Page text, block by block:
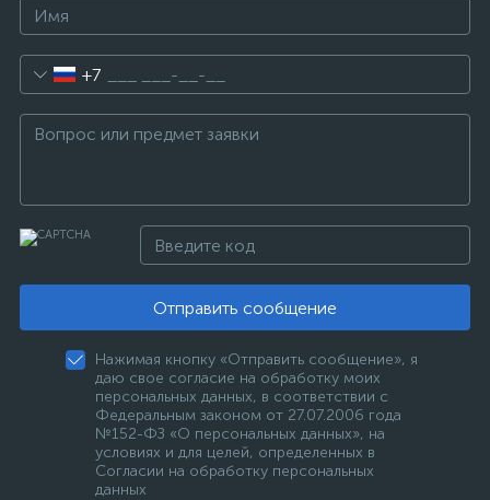
+7
Отправить сообщение
Нажимая кнопку «Отправить сообщение», я
даю свое согласие на обработку моих
персональных данных, в соответствии с
Федеральным законом от 27.07.2006 года
№152-ФЗ «О персональных данных», на
условиях и для целей, определенных в
Согласии на обработку персональных
данных